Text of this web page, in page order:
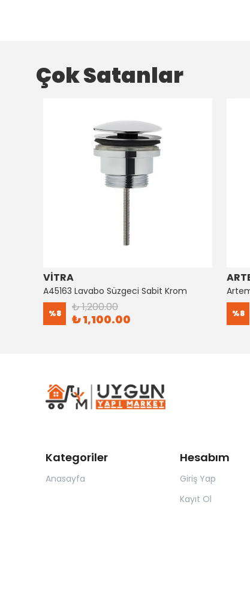
Çok Satanlar
VİTRA
A45163 Lavabo Süzgeci Sabit Krom
%8 ₺ 1,200.00
₺ 1,100.00 %8
Kategoriler
Anasayfa
Hesabım
Giriş Yap
Kayıt Ol